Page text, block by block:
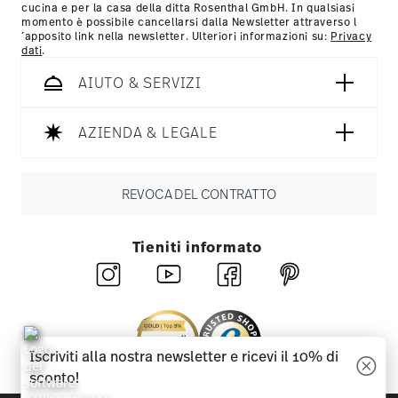
cucina e per la casa della ditta Rosenthal GmbH. In qualsiasi
momento è possibile cancellarsi dalla Newsletter attraverso l
´apposito link nella newsletter. Ulteriori informazioni su: Privacy
dati.
AIUTO & SERVIZI
AZIENDA & LEGALE
REVOCA DEL CONTRATTO
Tieniti informato
Iscriviti alla nostra newsletter e ricevi il 10% di
sconto!